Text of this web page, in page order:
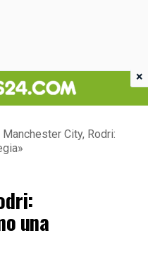
Manchester City, Rodri:
una
×